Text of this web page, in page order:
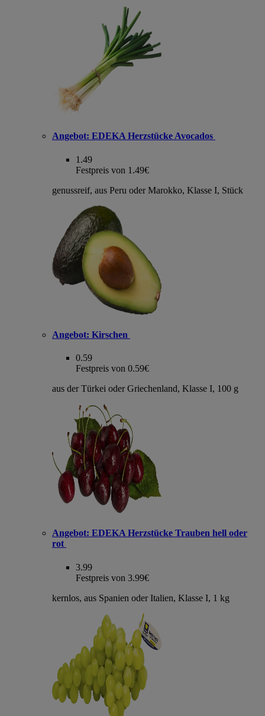
Angebot: EDEKA Herzstücke Avocados
1.49
Festpreis von 1.49€
genussreif, aus Peru oder Marokko, Klasse I, Stück
Angebot: Kirschen
0.59
Festpreis von 0.59€
aus der Türkei oder Griechenland, Klasse I, 100 g
Angebot: EDEKA Herzstücke Trauben hell oder
rot
3.99
Festpreis von 3.99€
kernlos, aus Spanien oder Italien, Klasse I, 1 kg